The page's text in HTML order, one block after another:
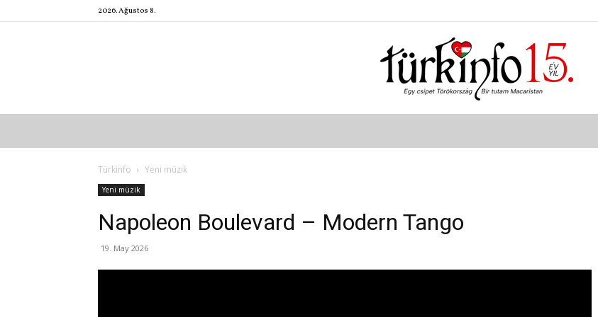
2026. Ağustos 8.
Türkinfo
Türkinfo Yeni müzik
Yeni müzik
Napoleon Boulevard – Modern Tango
19. May 2026